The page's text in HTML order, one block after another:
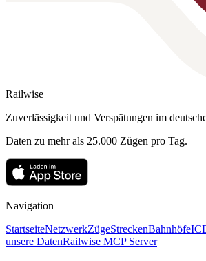
Railwise
Zuverlässigkeit und Verspätungen im
Daten zu mehr als 25.000 Zügen pro Tag.
Navigation
StartseiteNetzwerkZügeStreckenBahnhöfe
unsere DatenRailwise MCP Server